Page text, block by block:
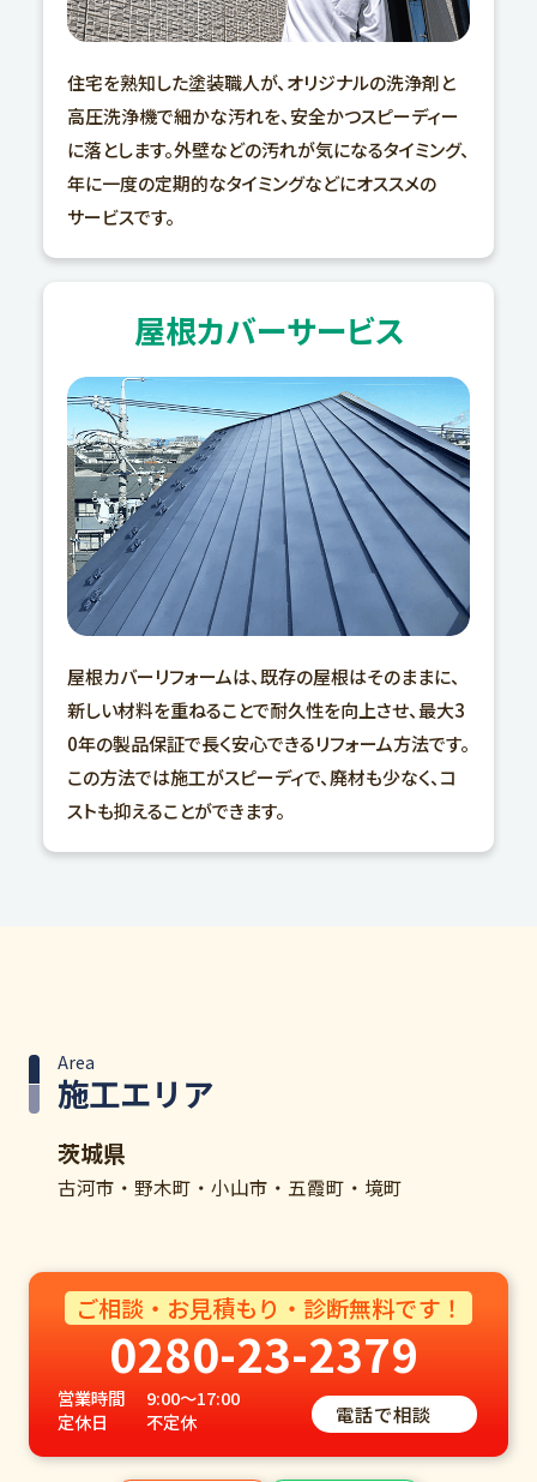
住宅を熟知した塗装職人が、オリジナルの洗浄剤と
高圧洗浄機で細かな汚れを、安全かつスピーディー
に落とします。外壁などの汚れが気になるタイミング、
年に一度の定期的なタイミングなどにオススメの
サービスです。
屋根カバーサービス
屋根カバーリフォームは、既存の屋根はそのままに、
新しい材料を重ねることで耐久性を向上させ、最大3
0年の製品保証で長く安心できるリフォーム方法です。
この方法では施工がスピーディで、廃材も少なく、コ
ストも抑えることができます。
施工エリア
Area
茨城県
古河市・野木町・小山市・五霞町・境町
ご相談・お見積もり・診断無料です！
0280-23-2379
営業時間
9:00～17:00
定休日
不定休 電話で相談